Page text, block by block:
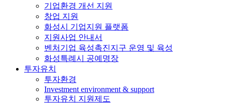
기업환경 개선 지원
창업 지원
화성시 기업지원 플랫폼
지원사업 안내서
벤처기업 육성촉진지구 운영 및 육성
화성특례시 공예명장
투자유치
투자환경
Investment environment & support
투자유치 지원제도